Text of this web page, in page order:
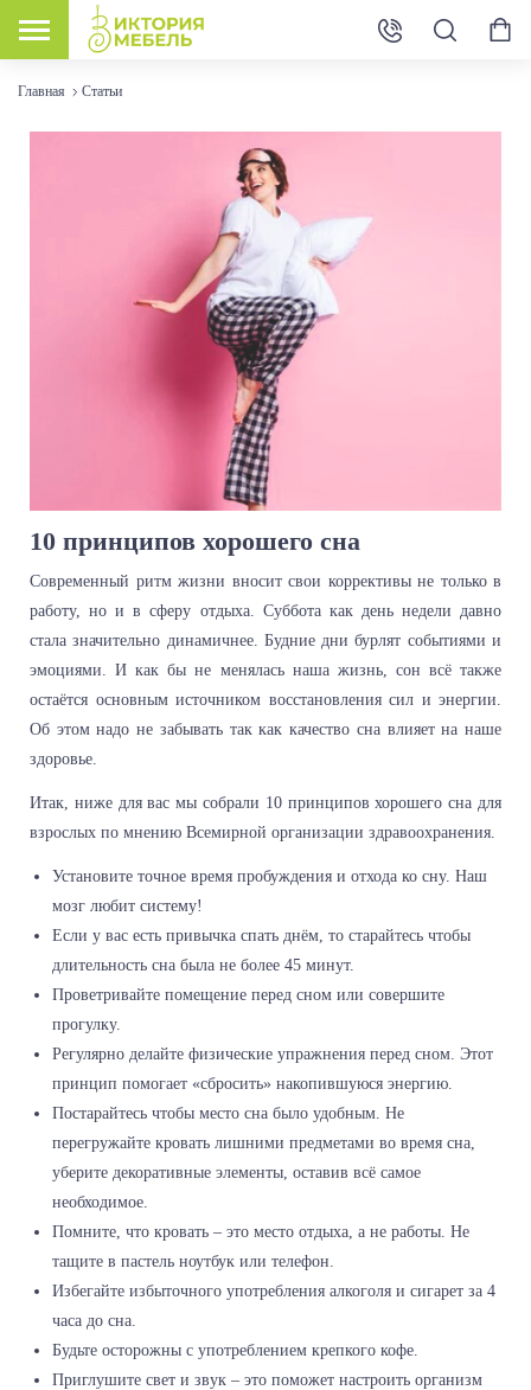
Главная Статьи
10 принципов хорошего сна
Современный ритм жизни вносит свои коррективы не только в
работу, но и в сферу отдыха. Суббота как день недели давно
стала значительно динамичнее. Будние дни бурлят событиями и
эмоциями. И как бы не менялась наша жизнь, сон всё также
остаётся основным источником восстановления сил и энергии.
Об этом надо не забывать так как качество сна влияет на наше
здоровье.
Итак, ниже для вас мы собрали 10 принципов хорошего сна для
взрослых по мнению Всемирной организации здравоохранения.
Установите точное время пробуждения и отхода ко сну. Наш
мозг любит систему!
Если у вас есть привычка спать днём, то старайтесь чтобы
длительность сна была не более 45 минут.
Проветривайте помещение перед сном или совершите
прогулку.
Регулярно делайте физические упражнения перед сном. Этот
принцип помогает «сбросить» накопившуюся энергию.
Постарайтесь чтобы место сна было удобным. Не
перегружайте кровать лишними предметами во время сна,
уберите декоративные элементы, оставив всё самое
необходимое.
Помните, что кровать – это место отдыха, а не работы. Не
тащите в пастель ноутбук или телефон.
Избегайте избыточного употребления алкоголя и сигарет за 4
часа до сна.
Будьте осторожны с употреблением крепкого кофе.
Приглушите свет и звук – это поможет настроить организм